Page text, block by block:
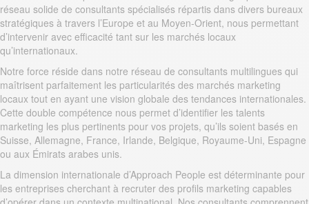
réseau solide de consultants spécialisés répartis dans divers bureaux
stratégiques à travers l’Europe et au Moyen-Orient, nous permettant
d’intervenir avec efficacité tant sur les marchés locaux
qu’internationaux.
Notre force réside dans notre réseau de consultants multilingues qui
maîtrisent parfaitement les particularités des marchés marketing
locaux tout en ayant une vision globale des tendances internationales.
Cette double compétence nous permet d’identifier les talents
marketing les plus pertinents pour vos projets, qu’ils soient basés en
Suisse, Allemagne, France, Irlande, Belgique, Royaume-Uni, Espagne
ou aux Émirats arabes unis.
La dimension internationale d’Approach People est déterminante pour
les entreprises cherchant à recruter des profils marketing capables